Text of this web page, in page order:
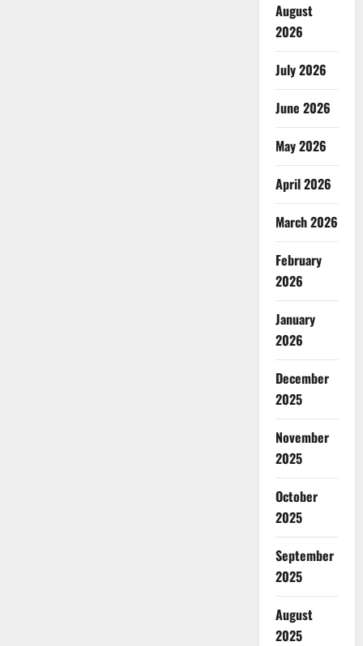
August
2026
July 2026
June 2026
May 2026
April 2026
March 2026
February
2026
January
2026
December
2025
November
2025
October
2025
September
2025
August
2025